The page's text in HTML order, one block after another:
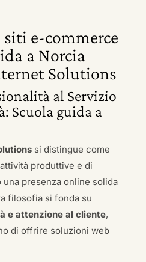
siti e-commerce
a Norcia
Solutions
al Servizio
Scuola guida a
si distingue come
produttive e di
presenza online solida
filosofia si fonda su
e attenzione al cliente,
di offrire soluzioni web